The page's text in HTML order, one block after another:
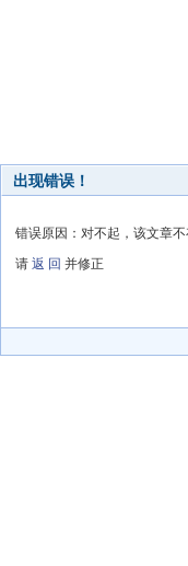
出现错误！
错误原因：对不起，该文章不
请 返 回 并修正